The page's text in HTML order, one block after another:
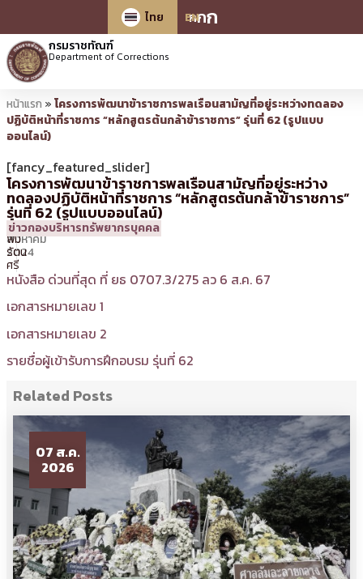
กกก
ไทย
EN
กรมราชทัณฑ์
Department of Corrections
หน้าแรก » โครงการพัฒนาข้าราชการพลเรือนสามัญที่อยู่ระหว่างทดลอง
ปฏิบัติหน้าที่ราชการ “หลักสูตรต้นกล้าข้าราชการ” รุ่นที่ 62 (รูปแบบ
ออนไลน์)
[fancy_featured_slider]
โครงการพัฒนาข้าราชการพลเรือนสามัญที่อยู่ระหว่าง
ทดลองปฏิบัติหน้าที่ราชการ “หลักสูตรต้นกล้าข้าราชการ”
รุ่นที่ 62 (รูปแบบออนไลน์)
6
สิงหาคม
2024
11:39 น.
โดย
ศิร
พิม
รัตน
ศรี
ข่าวกองบริหารทรัพยากรบุคคล
หนังสือ ด่วนที่สุด ที่ ยธ 0707.3/275 ลว 6 ส.ค. 67
เอกสารหมายเลข 1
เอกสารหมายเลข 2
รายชื่อผู้เข้ารับการฝึกอบรม รุ่นที่ 62
Related Posts
07 ส.ค.
2026